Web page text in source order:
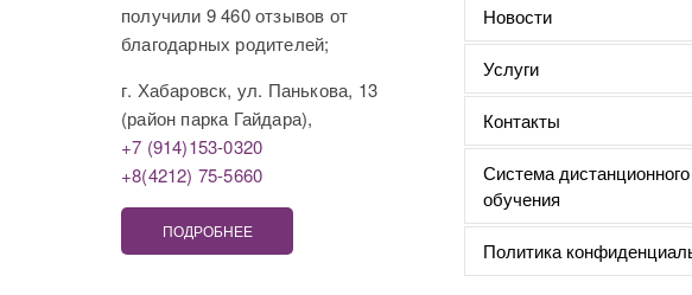
получили 9 460 отзывов от
благодарных родителей;
г. Хабаровск, ул. Панькова, 13
(район парка Гайдара),
+7 (914)153-0320
+8(4212) 75-5660
ПОДРОБНЕЕ
Новости
Услуги
Контакты
Система дистанционного
обучения
Политика